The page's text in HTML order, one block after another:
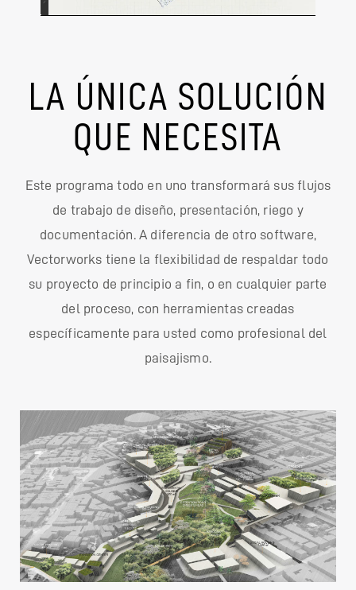
LA ÚNICA SOLUCIÓN
QUE NECESITA
Este programa todo en uno transformará sus flujos
de trabajo de diseño, presentación, riego y
documentación. A diferencia de otro software,
Vectorworks tiene la flexibilidad de respaldar todo
su proyecto de principio a fin, o en cualquier parte
del proceso, con herramientas creadas
específicamente para usted como profesional del
paisajismo.